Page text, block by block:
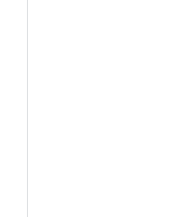
Google accepte les scénarios OAuth 2.0
de serveur Web, côté client, installées et dont
préparez-la
Autoriser pour